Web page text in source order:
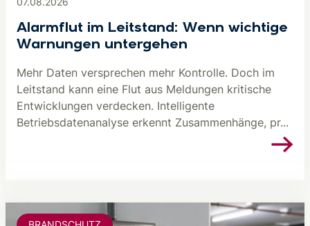
Alarmflut im Leitstand: Wenn wichtige
Warnungen untergehen
Mehr Daten versprechen mehr Kontrolle. Doch im
Leitstand kann eine Flut aus Meldungen kritische
Entwicklungen verdecken. Intelligente
Betriebsdatenanalyse erkennt Zusammenhänge, pr...